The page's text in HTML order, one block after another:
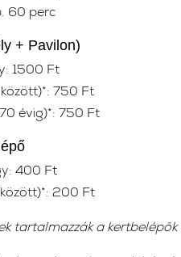
60 perc
+ Pavilon)
1500 Ft
750 Ft
évig)*: 750 Ft
400 Ft
200 Ft
tartalmazzák a kertbelépők